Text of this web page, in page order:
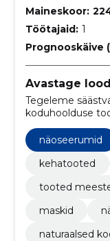
Maineskoor:
Töötajaid: 1
Prognooskäive
Avastage
Tegeleme
koduhoolduse
vajalikke ja
näoseerumid
kehatooted
tooted
maskid
naturaalsed